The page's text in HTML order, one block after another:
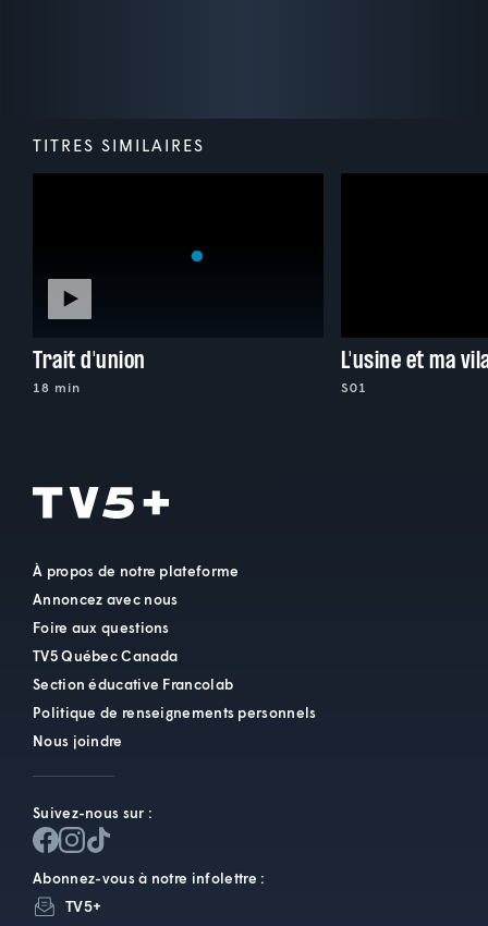
TITRES SIMILAIRES
Trait d'union
18 min S01
À propos de notre plateforme
Annoncez avec nous
Foire aux questions
TV5 Québec Canada
Section éducative Francolab
Politique de renseignements personnels
Nous joindre
Suivez-nous sur :
Abonnez-vous à notre infolettre :
TV5+